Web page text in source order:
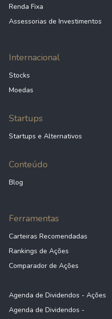
Renda Fixa
Assessorias de Investimentos
Internacional
Stocks
Moedas
Startups
Startups e Alternativos
Conteúdo
Blog
Ferramentas
Carteiras Recomendadas
Rankings de Ações
Comparador de Ações
Agenda de Dividendos - Ações
Agenda de Dividendos -